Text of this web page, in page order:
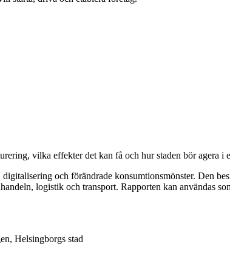
vilka effekter det kan få och hur staden bör agera i
och förändrade konsumtionsmönster. Den
logistik och transport. Rapporten kan användas
Helsingborgs stad